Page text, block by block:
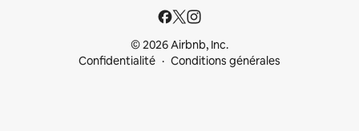
© 2026 Airbnb, Inc.
Confidentialité
Conditions générales